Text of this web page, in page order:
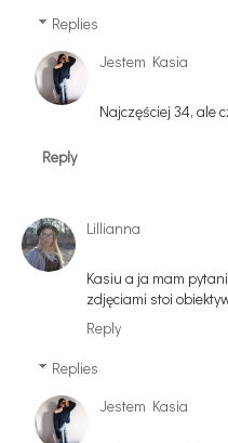
Replies
Jestem Kasia
Najczęściej 34, ale
Reply
Lillianna
Kasiu a ja mam
zdjęciami stoi
Reply
Replies
Jestem Kasia